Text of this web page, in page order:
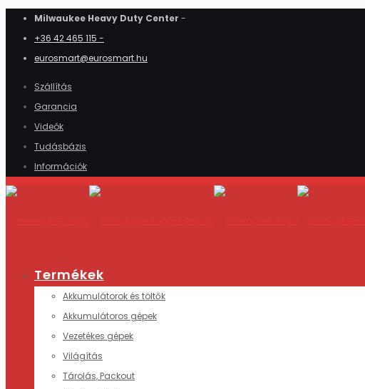
Milwaukee Heavy Duty Center -
+36 42 465 115 -
eurosmart@eurosmart.hu
Szállítás
Garancia
Videók
Tudásbázis
Információk
Termékek
Akkumulátorok és töltők
Akkumulátoros gépek
Vezetékes gépek
Világítás
Tárolás, Packout